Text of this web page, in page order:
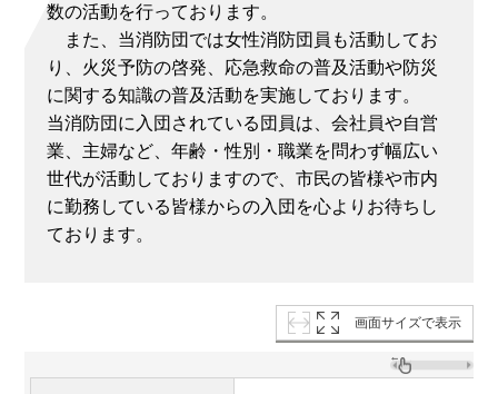
数の活動を行っております。
また、当消防団では女性消防団員も活動してお
り、火災予防の啓発、応急救命の普及活動や防災
に関する知識の普及活動を実施しております。
当消防団に入団されている団員は、会社員や自営
業、主婦など、年齢・性別・職業を問わず幅広い
世代が活動しておりますので、市民の皆様や市内
に勤務している皆様からの入団を心よりお待ちし
ております。
画面サイズで表示